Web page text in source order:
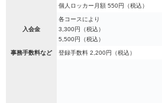
個人ロッカー月額 550円（税込）
入会金
各コースにより
3,300円（税込）
5,500円（税込）
事務手数料など 登録手数料 2,200円（税込）